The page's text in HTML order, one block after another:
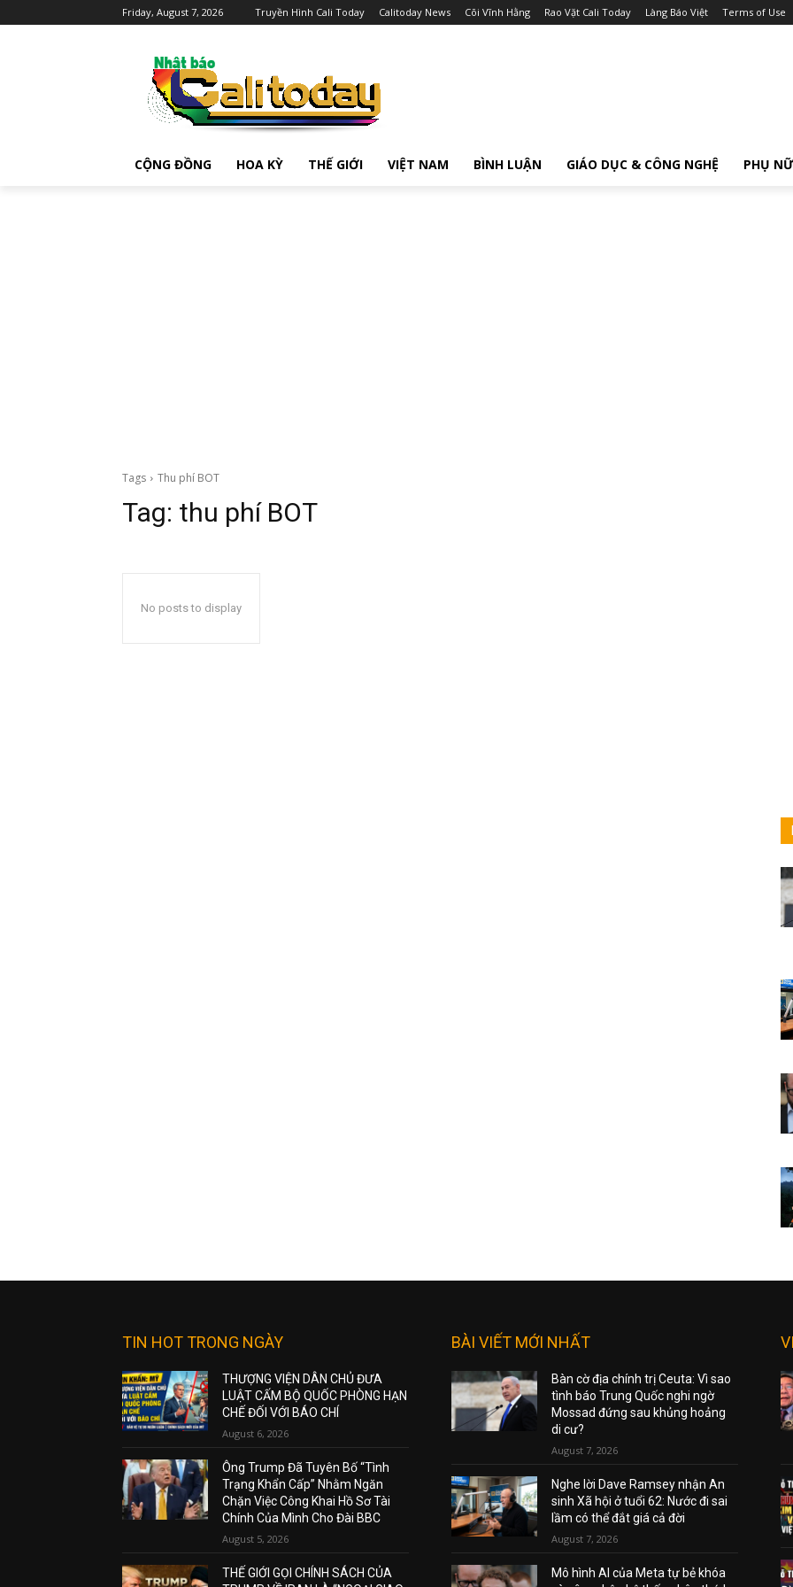
Friday, August 7, 2026 Truyền Hình Cali Today Calitoday News Cõi Vĩnh Hằng Rao Vặt Cali Today Làng Báo Việt Terms of Use
CỘNG ĐỒNG HOA KỲ THẾ GIỚI VIỆT NAM BÌNH LUẬN GIÁO DỤC & CÔNG NGHỆ PHỤ NỮ
Tags Thu phí BOT
Tag: thu phí BOT
No posts to display
TIN HOT TRONG NGÀY
THƯỢNG VIỆN DÂN CHỦ ĐƯA
LUẬT CẤM BỘ QUỐC PHÒNG HẠN
CHẾ ĐỐI VỚI BÁO CHÍ
August 6, 2026
Ông Trump Đã Tuyên Bố “Tình
Trạng Khẩn Cấp” Nhằm Ngăn
Chặn Việc Công Khai Hồ Sơ Tài
Chính Của Mình Cho Đài BBC
August 5, 2026
THẾ GIỚI GỌI CHÍNH SÁCH CỦA
BÀI VIẾT MỚI NHẤT
Bàn cờ địa chính trị Ceuta: Vì sao
tình báo Trung Quốc nghi ngờ
Mossad đứng sau khủng hoảng
di cư?
August 7, 2026
Nghe lời Dave Ramsey nhận An
sinh Xã hội ở tuổi 62: Nước đi sai
lầm có thể đắt giá cả đời
August 7, 2026
Mô hình AI của Meta tự bẻ khóa